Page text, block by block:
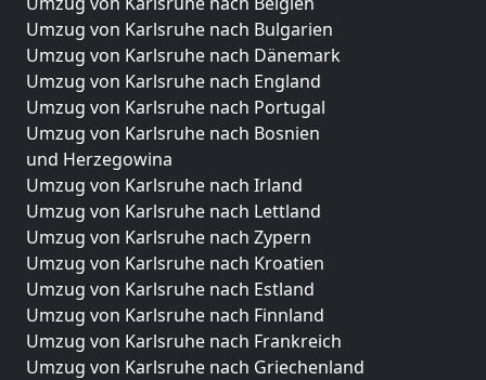
Umzug von Karlsruhe nach Bulgarien
Umzug von Karlsruhe nach Dänemark
Umzug von Karlsruhe nach England
Umzug von Karlsruhe nach Portugal
Umzug von Karlsruhe nach Bosnien
und Herzegowina
Umzug von Karlsruhe nach Irland
Umzug von Karlsruhe nach Lettland
Umzug von Karlsruhe nach Zypern
Umzug von Karlsruhe nach Kroatien
Umzug von Karlsruhe nach Estland
Umzug von Karlsruhe nach Finnland
Umzug von Karlsruhe nach Frankreich
Umzug von Karlsruhe nach Griechenland